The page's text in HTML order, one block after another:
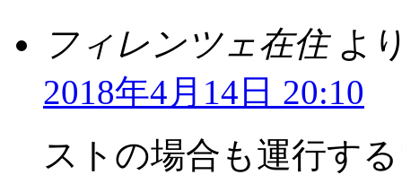
フィレンツェ在住 よ
2018年4月14日 20:10
ストの場合も運行す